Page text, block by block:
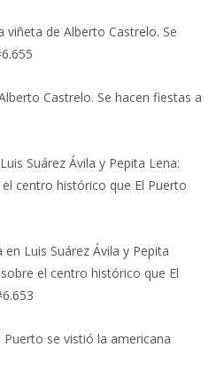
viñeta de Alberto Castrelo. Se
Castrelo. Se hacen fiestas a
Luis Suárez Ávila y Pepita Lena:
centro histórico que El Puerto
en Luis Suárez Ávila y Pepita
el centro histórico que El
Puerto se vistió la americana